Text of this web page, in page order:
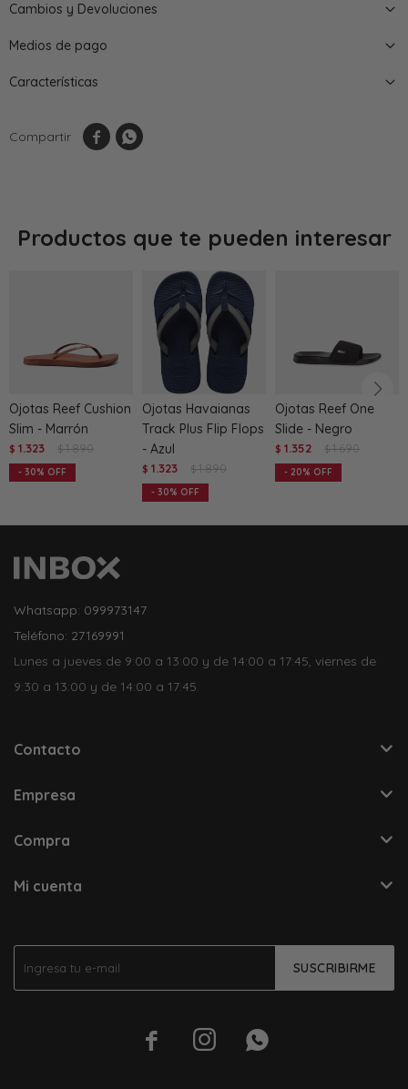
Cambios y Devoluciones
Medios de pago
Características
 
Productos que te pueden interesar
Ojotas Reef Cushion
Slim - Marrón
$ 1.323 $ 1.890
30
Ojotas Havaianas
Track Plus Flip Flops
- Azul
$ 1.323 $ 1.890
30
Ojotas Reef One
Slide - Negro
$ 1.352 $ 1.690
20
SUSCRIBIRME
  
Whatsapp: 099973147
Teléfono: 27169991
Lunes a jueves de 9:00 a 13:00 y de 14:00 a 17:45, viernes de
9:30 a 13:00 y de 14:00 a 17:45.
Contacto
Empresa
Compra
Mi cuenta